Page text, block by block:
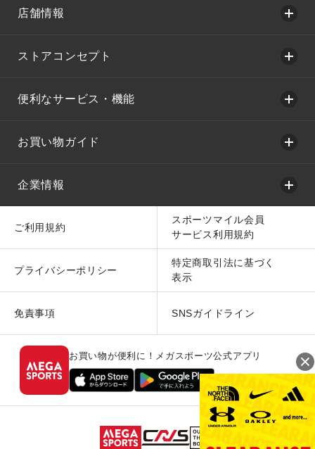
店舗情報
ストアコンセプト
便利なサービス・機能
お買い物ガイド
企業情報
ご利用規約
スポーツマイル会員
サービス利用規約
プライバシーポリシー
特定商取引法に基づく
表示
免責事項 SNSガイドライン
お買い物が便利に！メガスポーツ公式アプリ